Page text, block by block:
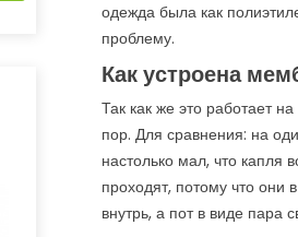
одежда была как
проблему.
Как устроена
Так как же это работает
пор. Для сравнения: на
настолько мал, что капля
проходят, потому что они
внутрь, а пот в виде пара